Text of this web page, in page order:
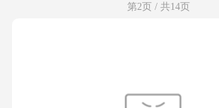
第2页 / 共14页